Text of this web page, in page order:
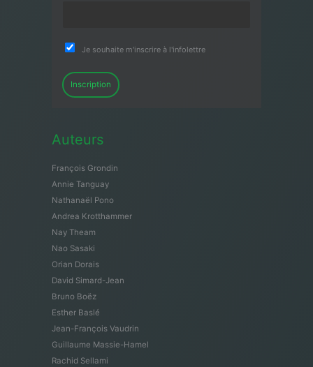
Je souhaite m'inscrire à l'infolettre
Inscription
Auteurs
François Grondin
Annie Tanguay
Nathanaël Pono
Andrea Krotthammer
Nay Theam
Nao Sasaki
Orian Dorais
David Simard-Jean
Bruno Boëz
Esther Baslé
Jean-François Vaudrin
Guillaume Massie-Hamel
Rachid Sellami